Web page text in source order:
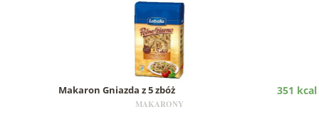
Makaron Gniazda z 5 zbóż 351 kcal
MAKARONY